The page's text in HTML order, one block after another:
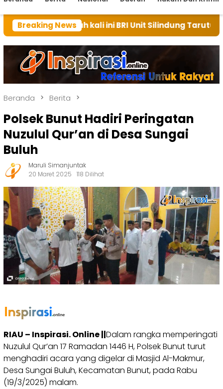
Breaking News
kali ini BRI Unit Silindung Tarutung Ingatkan
Beranda Berita
Polsek Bunut Hadiri Peringatan
Nuzulul Qur’an di Desa Sungai
Buluh
Maruli Simanjuntak
20 Maret 2025
118 Dilihat
RIAU – Inspirasi. Online ||Dalam rangka memperingati
Nuzulul Qur’an 17 Ramadan 1446 H, Polsek Bunut turut
menghadiri acara yang digelar di Masjid Al-Makmur,
Desa Sungai Buluh, Kecamatan Bunut, pada Rabu
(19/3/2025) malam.